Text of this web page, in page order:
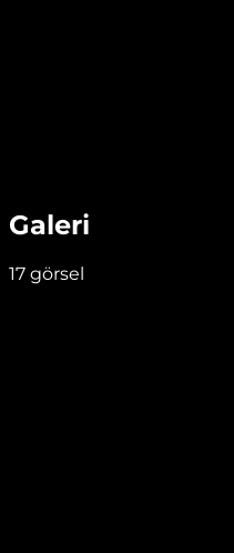
Galeri
17 görsel